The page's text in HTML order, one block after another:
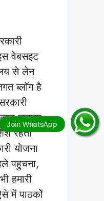
वेबसइट
से लेन
ब्लॉग है
चलाया
रहती
योजना
पहुचना,
हमारी
में पाठकों